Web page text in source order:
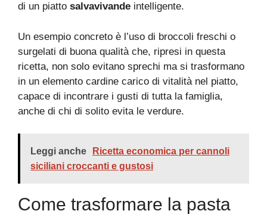
di un piatto salvavivande intelligente.
Un esempio concreto è l’uso di broccoli freschi o
surgelati di buona qualità che, ripresi in questa
ricetta, non solo evitano sprechi ma si trasformano
in un elemento cardine carico di vitalità nel piatto,
capace di incontrare i gusti di tutta la famiglia,
anche di chi di solito evita le verdure.
Leggi anche
Ricetta economica per cannoli
siciliani croccanti e gustosi
Come trasformare la pasta